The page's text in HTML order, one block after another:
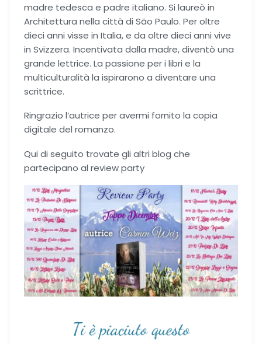
madre tedesca e padre italiano. Si laureò in
Architettura nella città di São Paulo. Per oltre
dieci anni visse in Italia, e da oltre dieci anni vive
in Svizzera. Incentivata dalla madre, diventò una
grande lettrice. La passione per i libri e la
multiculturalità la ispirarono a diventare una
scrittrice.
Ringrazio l’autrice per avermi fornito la copia
digitale del romanzo.
Qui di seguito trovate gli altri blog che
partecipano al review party